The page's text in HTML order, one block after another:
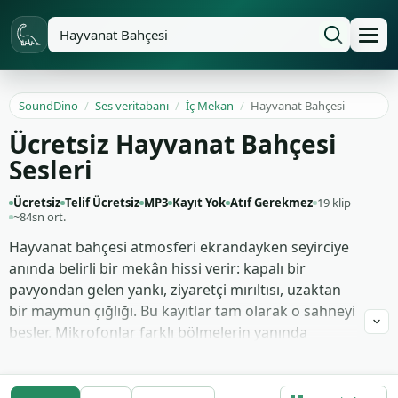
SoundDino / Ses veritabanı / İç Mekan / Hayvanat Bahçesi
Ücretsiz Hayvanat Bahçesi
Sesleri
Ücretsiz Telif Ücretsiz MP3 Kayıt Yok Atıf Gerekmez 19 klip
~84sn ort.
Hayvanat bahçesi atmosferi ekrandayken seyirciye
anında belirli bir mekân hissi verir: kapalı bir
pavyondan gelen yankı, ziyaretçi mırıltısı, uzaktan
bir maymun çığlığı. Bu kayıtlar tam olarak o sahneyi
besler. Mikrofonlar farklı bölmelerin yanında
kalabalık sesi katmanlanabilir kalsın diye ayrı